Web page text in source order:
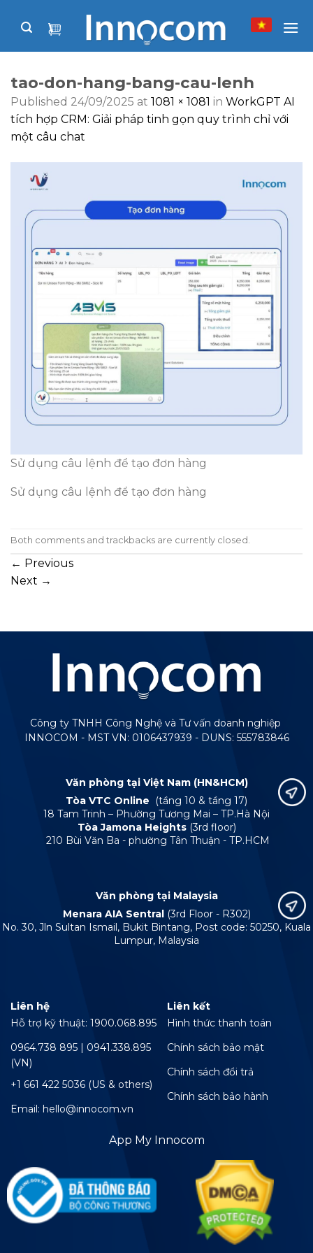
tao-don-hang-bang-cau-lenh
Published 24/09/2025 at 1081 × 1081 in WorkGPT AI
tích hợp CRM: Giải pháp tinh gọn quy trình chỉ với
một câu chat
Sử dụng câu lệnh để tạo đơn hàng
Sử dụng câu lệnh để tạo đơn hàng
Both comments and trackbacks are currently closed.
← Previous
Next →
Công ty TNHH Công Nghệ và Tư vấn doanh nghiệp
INNOCOM - MST VN: 0106437939 - DUNS: 555783846
Văn phòng tại Việt Nam (HN&HCM)
Tòa VTC Online
(tầng 10 & tầng 17)
18 Tam Trinh – Phường Tương Mai – TP.Hà Nội
Tòa Jamona Heights (3rd floor)
210 Bùi Văn Ba - phường Tân Thuận - TP.HCM
Văn phòng tại Malaysia
Menara AIA Sentral (3rd Floor - R302)
No. 30, Jln Sultan Ismail, Bukit Bintang, Post code: 50250, Kuala
Lumpur, Malaysia
Liên hệ
Hỗ trợ kỹ thuật: 1900.068.895
0964.738 895 | 0941.338.895
(VN)
+1 661 422 5036 (US & others)
Email: hello@innocom.vn
Liên kết
Hình thức thanh toán
Chính sách bảo mật
Chính sách đổi trả
Chính sách bảo hành
App My Innocom